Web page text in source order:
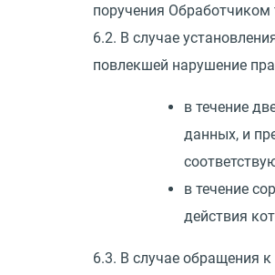
поручения
6.2. В случае
повлекшей нарушение
в течение
данных, и
в течение
действия
6.3. В случае обращения